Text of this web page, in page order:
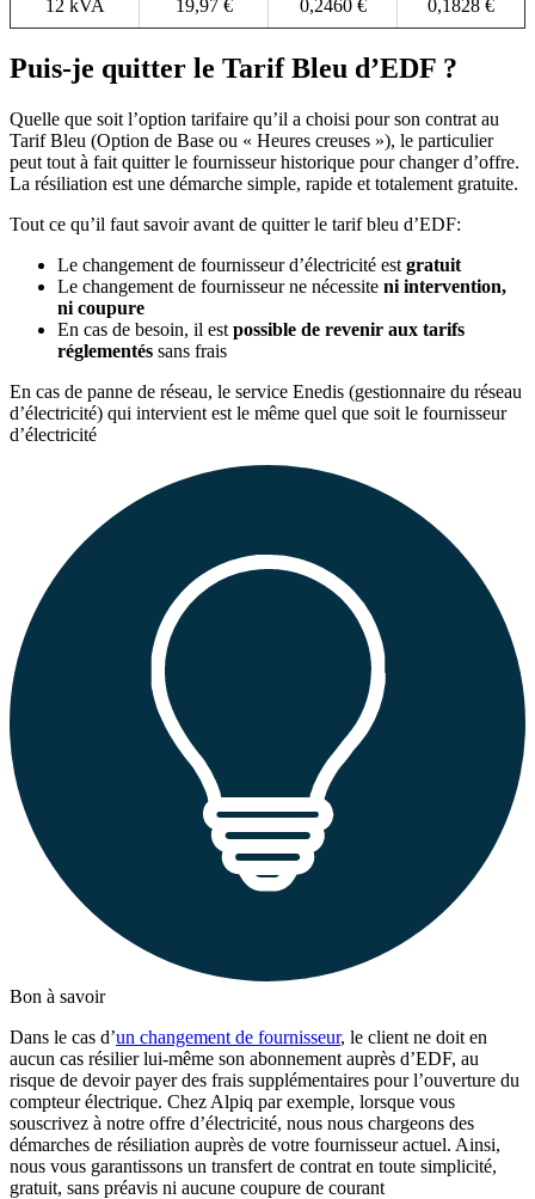
12 kVA 19,97 € 0,2460 € 0,1828 €
Puis-je quitter le Tarif Bleu d’EDF ?
Quelle que soit l’option tarifaire qu’il a choisi pour son contrat au
Tarif Bleu (Option de Base ou « Heures creuses »), le particulier
peut tout à fait quitter le fournisseur historique pour changer d’offre.
La résiliation est une démarche simple, rapide et totalement gratuite.
Tout ce qu’il faut savoir avant de quitter le tarif bleu d’EDF:
Le changement de fournisseur d’électricité est gratuit
Le changement de fournisseur ne nécessite ni intervention,
ni coupure
En cas de besoin, il est possible de revenir aux tarifs
réglementés sans frais
En cas de panne de réseau, le service Enedis (gestionnaire du réseau
d’électricité) qui intervient est le même quel que soit le fournisseur
d’électricité
Bon à savoir
Dans le cas d’un changement de fournisseur, le client ne doit en
aucun cas résilier lui-même son abonnement auprès d’EDF, au
risque de devoir payer des frais supplémentaires pourl’ouverture du
compteur électrique. Chez Alpiq par exemple, lorsque vous
souscrivez à notre offre d’électricité, nous nous chargeons des
démarches de résiliation auprès de votre fournisseur actuel. Ainsi,
nous vous garantissons un transfert de contrat en toute simplicité,
gratuit, sans préavis ni aucune coupure de courant